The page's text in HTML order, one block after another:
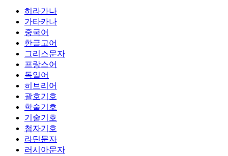
히라가나
가타카나
중국어
한글고어
그리스문자
프랑스어
독일어
히브리어
괄호기호
학술기호
기술기호
첨자기호
라틴문자
러시아문자